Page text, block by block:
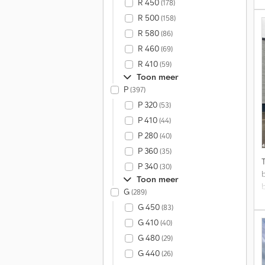
R 450(178)
R 500(158)
R 580(86)
R 460(69)
R 410(59)
Toon meer
P(397)
P 320(53)
P 410(44)
P 280(40)
P 360(35)
P 340(30)
Toon meer
G(289)
G 450(83)
G 410(40)
G 480(29)
G 440(26)